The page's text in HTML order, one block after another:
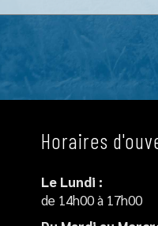
Horaires
Le Lundi :
de 14h00 à 17h00